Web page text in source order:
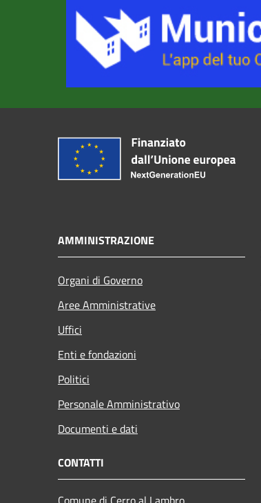
AMMINISTRAZIONE
Organi di Governo
Aree Amministrative
Uffici
Enti e fondazioni
Politici
Personale Amministrativo
Documenti e dati
CONTATTI